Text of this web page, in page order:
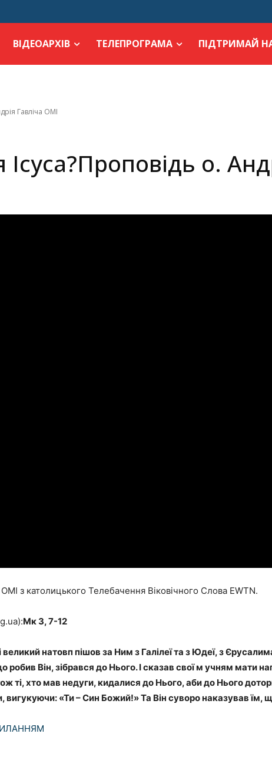
ВІДЕОАРХІВ ТЕЛЕПРОГРАМА ПІДТРИМАЙ
Гавліча ОМІ
о.
з католицького Телебачення Віковічного Слова EWTN.
Мк 3, 7-12
великий натовп пішов за Ним з Галілеї та з Юдеї, з
Він, зібрався до Нього. І сказав свої м учням мати
ті, хто мав недуги, кидалися до Нього, аби до Нього
вигукуючи: «Ти – Син Божий!» Та Він суворо наказував їм,